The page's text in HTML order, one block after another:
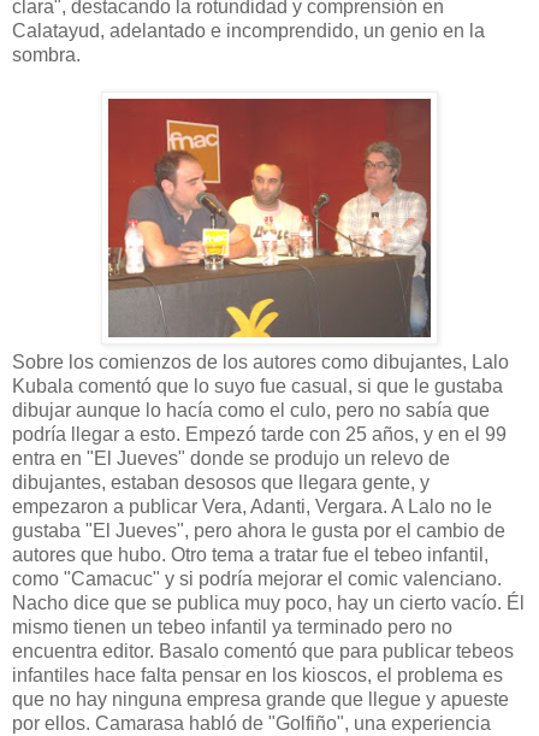
clara", destacando la rotundidad y comprensión en
Calatayud, adelantado e incomprendido, un genio en la
sombra.
Sobre los comienzos de los autores como dibujantes, Lalo
Kubala comentó que lo suyo fue casual, si que le gustaba
dibujar aunque lo hacía como el culo, pero no sabía que
podría llegar a esto. Empezó tarde con 25 años, y en el 99
entra en "El Jueves" donde se produjo un relevo de
dibujantes, estaban desosos que llegara gente, y
empezaron a publicar Vera, Adanti, Vergara. A Lalo no le
gustaba "El Jueves", pero ahora le gusta por el cambio de
autores que hubo. Otro tema a tratar fue el tebeo infantil,
como "Camacuc" y si podría mejorar el comic valenciano.
Nacho dice que se publica muy poco, hay un cierto vacío. Él
mismo tienen un tebeo infantil ya terminado pero no
encuentra editor. Basalo comentó que para publicar tebeos
infantiles hace falta pensar en los kioscos, el problema es
que no hay ninguna empresa grande que llegue y apueste
por ellos. Camarasa habló de "Golfiño", una experiencia